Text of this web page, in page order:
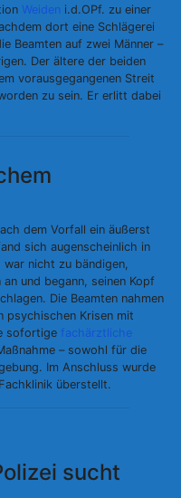
Weiden i.d.OPf. zu einer
dort eine Schlägerei
Beamten auf zwei Männer –
Der ältere der beiden
vorausgegangenen Streit
zu sein. Er erlitt dabei
dem Vorfall ein äußerst
sich augenscheinlich in
war nicht zu bändigen,
und begann, seinen Kopf
Die Beamten nahmen
psychischen Krisen mit
sofortige fachärztliche
– sowohl für die
Im Anschluss wurde
überstellt.
sucht